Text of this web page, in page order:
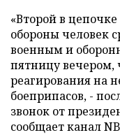
«Второй в
обороны человек
военным и
пятницу вечером,
реагирования на
боеприпасов, -
звонок от
сообщает канал